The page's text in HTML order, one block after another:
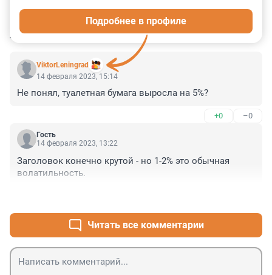
КОММЕНТАРИИ 3
ViktorLeningrad
Подробнее в профиле
14 февраля 2023, 15:14
Не понял, туалетная бумага выросла на 5%?
+0 –0
Гость
14 февраля 2023, 13:22
Заголовок конечно крутой - но 1-2% это обычная
волатильность.
Читать все комментарии